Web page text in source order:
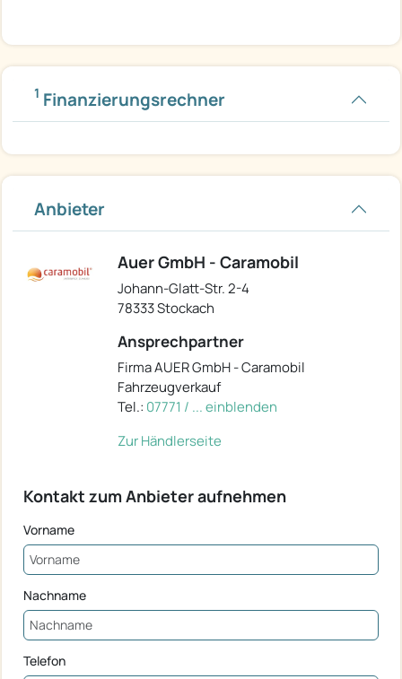
1 Finanzierungsrechner
Anbieter
Auer GmbH - Caramobil
Johann-Glatt-Str. 2-4
78333 Stockach
Ansprechpartner
Firma AUER GmbH - Caramobil
Fahrzeugverkauf
Tel.: 07771 / ... einblenden
Zur Händlerseite
Kontakt zum Anbieter aufnehmen
Vorname
Nachname
Telefon